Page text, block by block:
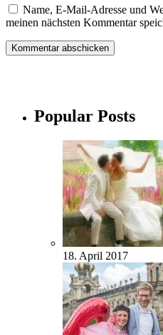
Name, E-Mail-Adresse und
meinen nächsten Kommentar
Popular Posts
18. April 2017